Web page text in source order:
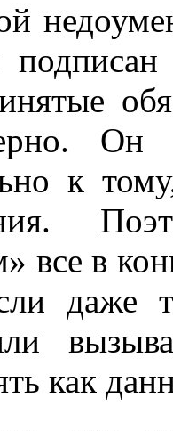
Он
к
все в
даже
как